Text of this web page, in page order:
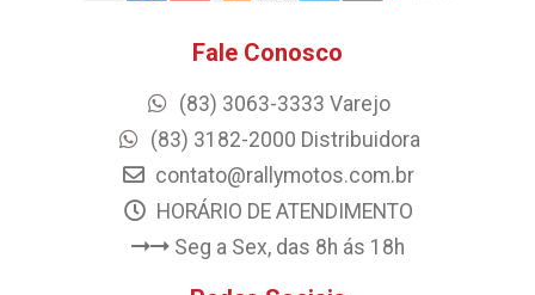
Fale Conosco
(83) 3063-3333 Varejo
(83) 3182-2000 Distribuidora
contato@rallymotos.com.br
HORÁRIO DE ATENDIMENTO
Seg a Sex, das 8h ás 18h